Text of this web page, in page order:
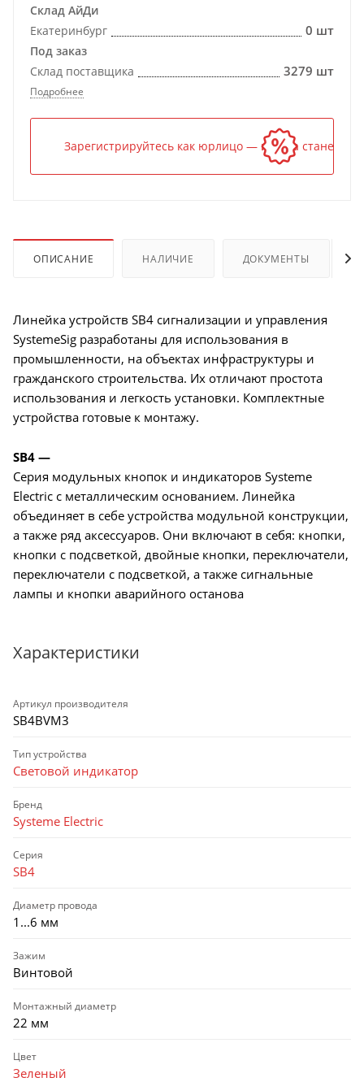
Склад АйДи
Екатеринбург
0 шт
Под заказ
Склад поставщика
3279 шт
Подробнее
Зарегистрируйтесь как юрлицо — и цена станет
ОПИСАНИЕ НАЛИЧИЕ ДОКУМЕНТЫ
Линейка устройств SB4 сигнализации и управления
SystemeSig разработаны для использования в
промышленности, на объектах инфраструктуры и
гражданского строительства. Их отличают простота
использования и легкость установки. Комплектные
устройства готовые к монтажу.
SB4 —
Серия модульных кнопок и индикаторов Systeme
Electric с металлическим основанием. Линейка
объединяет в себе устройства модульной конструкции,
а также ряд аксессуаров. Они включают в себя: кнопки,
кнопки с подсветкой, двойные кнопки, переключатели,
переключатели с подсветкой, а также сигнальные
лампы и кнопки аварийного останова
Характеристики
Артикул производителя
SB4BVM3
Тип устройства
Световой индикатор
Бренд
Systeme Electric
Серия
SB4
Диаметр провода
1...6 мм
Зажим
Винтовой
Монтажный диаметр
22 мм
Цвет
Зеленый